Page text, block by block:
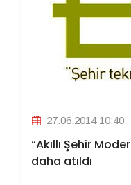
27.06.2014 10:40
“Akıllı Şehir
daha atıldı